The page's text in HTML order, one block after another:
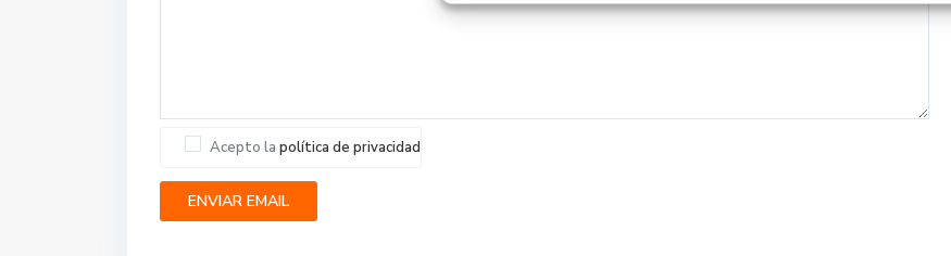
Acepto la política de privacidad